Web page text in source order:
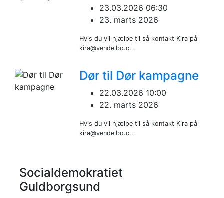
23.03.2026 06:30
23. marts 2026
Hvis du vil hjælpe til så kontakt Kira på
kira@vendelbo.c...
Dør til Dør kampagne
22.03.2026 10:00
22. marts 2026
Hvis du vil hjælpe til så kontakt Kira på
kira@vendelbo.c...
Socialdemokratiet
Guldborgsund